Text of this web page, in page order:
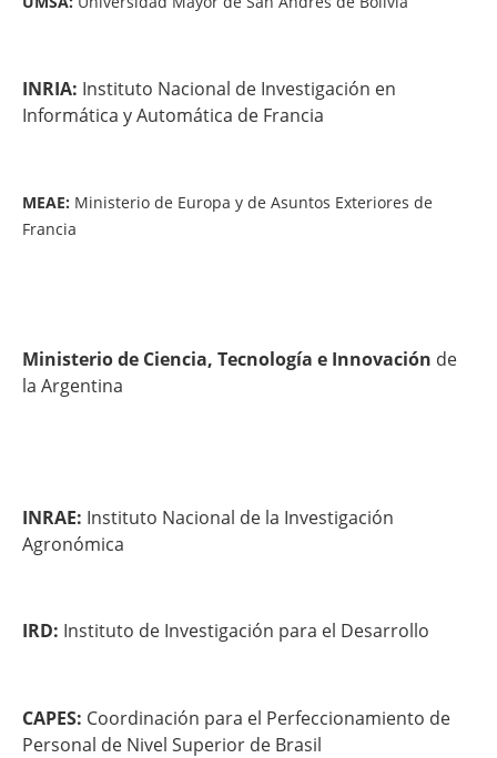
INRIA: Instituto Nacional de Investigación en
Informática y Automática de Francia
MEAE: Ministerio de Europa y de Asuntos Exteriores de
Francia
Ministerio de Ciencia, Tecnología e Innovación de
la Argentina
INRAE: Instituto Nacional de la Investigación
Agronómica
IRD: Instituto de Investigación para el Desarrollo
CAPES: Coordinación para el Perfeccionamiento de
Personal de Nivel Superior de Brasil